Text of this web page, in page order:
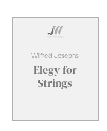
Wilfred Josephs
Elegy for
Strings